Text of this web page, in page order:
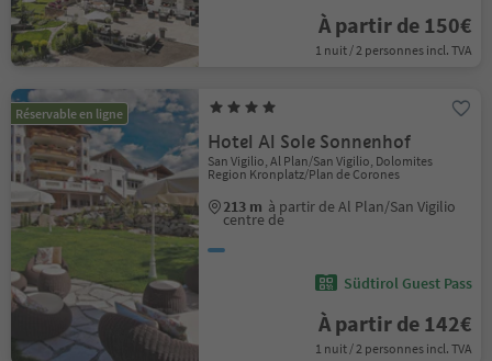
À partir de 150€
1 nuit / 2 personnes incl. TVA
Réservable en ligne
Hotel Al Sole Sonnenhof
San Vigilio, Al Plan/San Vigilio, Dolomites
Region Kronplatz/Plan de Corones
213 m à partir de Al Plan/San Vigilio
centre de
Südtirol Guest Pass
À partir de 142€
1 nuit / 2 personnes incl. TVA